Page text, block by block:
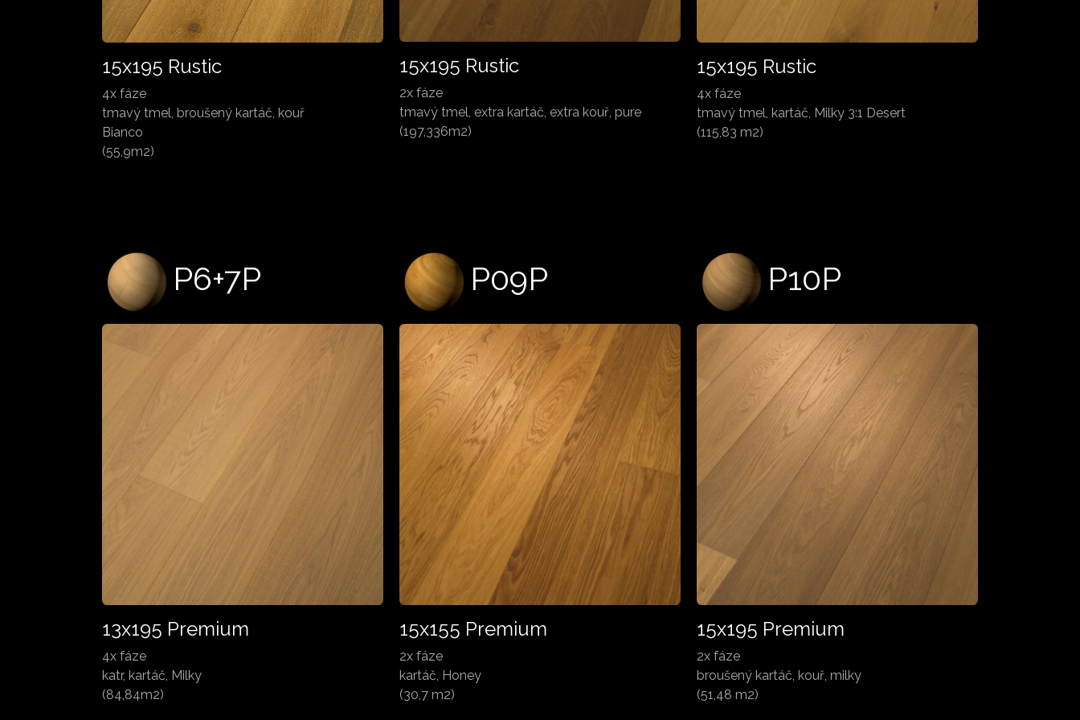
15x195 Rustic
4x fáze
tmavý tmel, broušený kartáč, kouř
Bianco
(55,9m2)
15x195 Rustic
4x fáze
tmavý tmel, kartáč, Milky 3:1 Desert
(115,83 m2)
15x195 Rustic
2x fáze
tmavý tmel, extra kartáč, extra kouř, pure
(197,336m2)
P6+7P
13x195 Premium
4x fáze
katr, kartáč, Milky
(84,84m2)
P09P
15x155 Premium
2x fáze
kartáč, Honey
(30,7 m2)
P10P
15x195 Premium
2x fáze
broušený kartáč, kouř, milky
(51,48 m2)